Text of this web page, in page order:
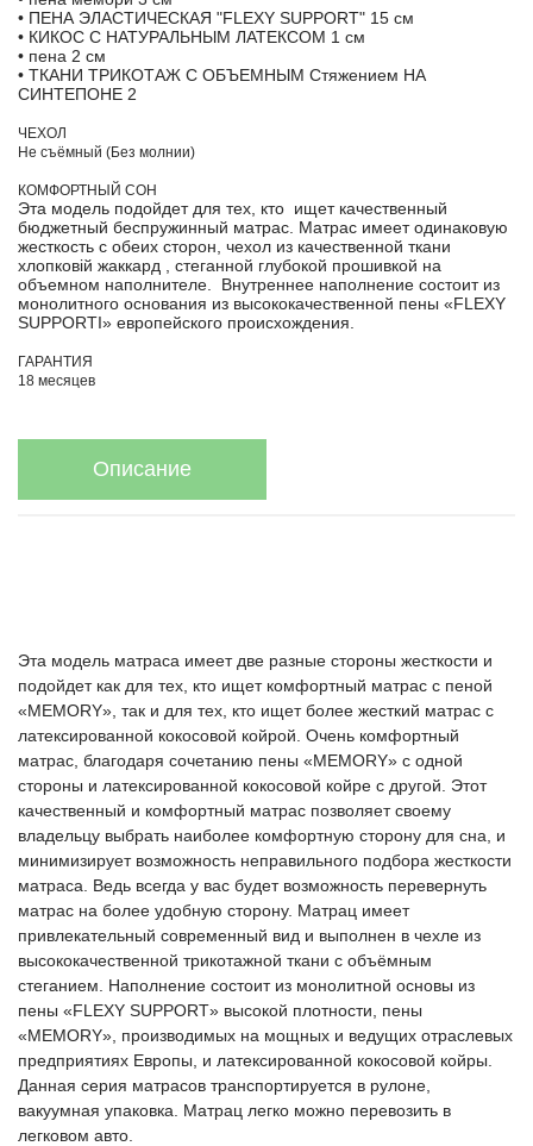
• ПЕНА ЭЛАСТИЧЕСКАЯ "FLEXY SUPPORT" 15 см
• КИКОС С НАТУРАЛЬНЫМ ЛАТЕКСОМ 1 см
• пена 2 см
• ТКАНИ ТРИКОТАЖ С ОБЪЕМНЫМ Стяжением НА
СИНТЕПОНЕ 2
ЧЕХОЛ
Не съёмный (Без молнии)
КОМФОРТНЫЙ СОН
Эта модель подойдет для тех, кто ищет качественный
бюджетный беспружинный матрас. Матрас имеет одинаковую
жесткость с обеих сторон, чехол из качественной ткани
хлопковій жаккард , стеганной глубокой прошивкой на
объемном наполнителе. Внутреннее наполнение состоит из
монолитного основания из высококачественной пены «FLEXY
SUPPORTI» европейского происхождения.
ГАРАНТИЯ
18 месяцев
Описание
Эта модель матраса имеет две разные стороны жесткости и
подойдет как для тех, кто ищет комфортный матрас с пеной
«MEMORY», так и для тех, кто ищет более жесткий матрас с
латексированной кокосовой койрой. Очень комфортный
матрас, благодаря сочетанию пены «MEMORY» с одной
стороны и латексированной кокосовой койре с другой. Этот
качественный и комфортный матрас позволяет своему
владельцу выбрать наиболее комфортную сторону для сна, и
минимизирует возможность неправильного подбора жесткости
матраса. Ведь всегда у вас будет возможность перевернуть
матрас на более удобную сторону. Матрац имеет
привлекательный современный вид и выполнен в чехле из
высококачественной трикотажной ткани с объёмным
стеганием. Наполнение состоит из монолитной основы из
пены «FLEXY SUPPORT» высокой плотности, пены
«MEMORY», производимых на мощных и ведущих отраслевых
предприятиях Европы, и латексированной кокосовой койры.
Данная серия матрасов транспортируется в рулоне,
вакуумная упаковка. Матрац легко можно перевозить в
легковом авто.